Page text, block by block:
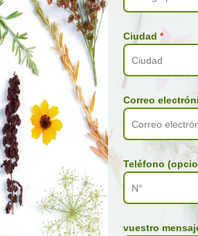
Ciudad *
Correo
Teléfono
vuestro